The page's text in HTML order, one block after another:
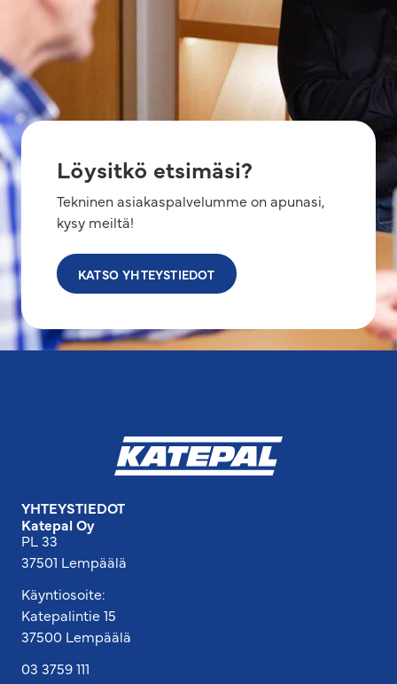
Löysitkö etsimäsi?
Tekninen asiakaspalvelumme on apunasi,
kysy meiltä!
KATSO YHTEYSTIEDOT
YHTEYSTIEDOT
Katepal Oy
PL 33
37501 Lempäälä
Käyntiosoite:
Katepalintie 15
37500 Lempäälä
03 3759 111